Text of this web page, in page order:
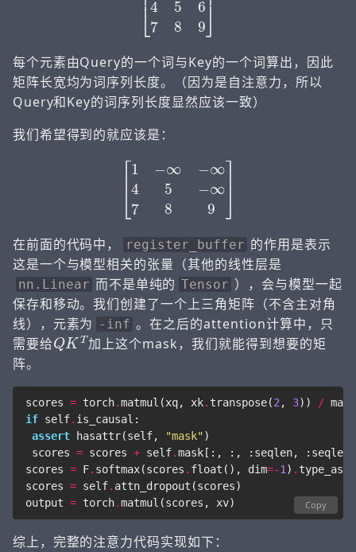
每个元素由Query的一个词与Key的一个词算出，因此
矩阵长宽均为词序列长度。（因为是自注意力，所以
Query和Key的词序列长度显然应该一致）
我们希望得到的就应该是：
1− 89
在前面的代码中， register_buffer 的作用是表示
这是一个与模型相关的张量（其他的线性层是
nn.Linear 而不是单纯的 Tensor ），会与模型一起
保存和移动。我们创建了一个上三角矩阵（不含主对角
线），元素为 -inf 。在之后的attention计算中，只
需要给
QKT
加上这个mask，我们就能得到想要的矩
阵。
scores = torch.matmul (xq, xk. transpose(2 , 3)) / math
if self. is_causal :
assert
hasattr(self, "mask" )
scores = scores + self.mask[:, :, : seqlen, : seqlen
scores = F. softmax(scores . float (), dim=-1 ) . type_as
scores = self. attn_dropout (scores)
output = torch.matmul (scores , xv) Copy
综上，完整的注意力代码实现如下：